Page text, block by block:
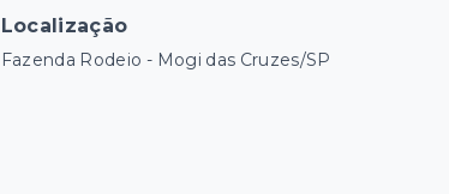
Localização
Fazenda Rodeio - Mogi das Cruzes/SP